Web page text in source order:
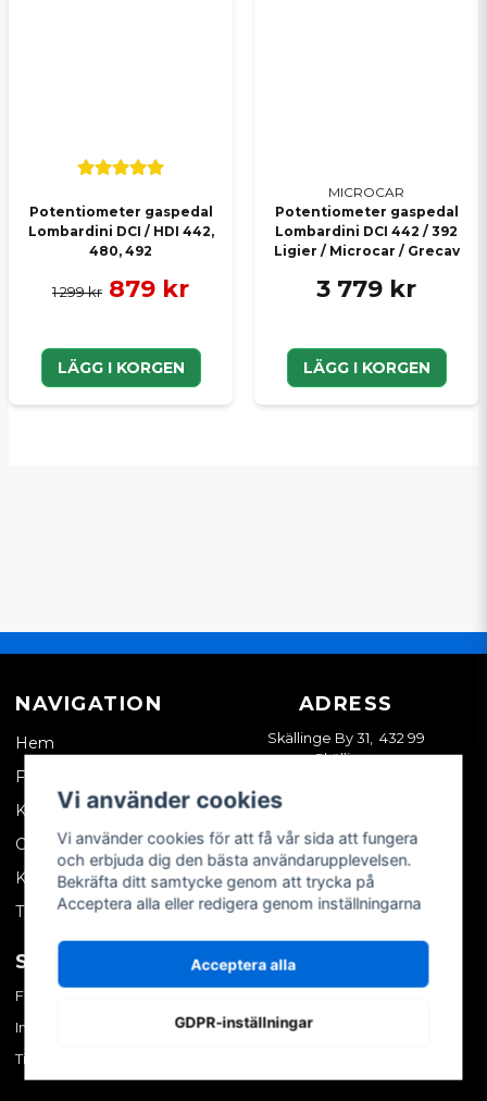
Potentiometer gaspedal
Lombardini DCI / HDI 442,
480, 492
1 299 kr 879 kr
LÄGG I KORGEN
MICROCAR
Potentiometer gaspedal
Lombardini DCI 442 / 392
Ligier / Microcar / Grecav
3 779 kr
LÄGG I KORGEN
NAVIGATION
Hem
Företagskund
Kontakta oss
Om oss
Köpvillkor
Tips & trix
ADRESS
Skällinge By 31, 432 99
Skällinge
SOCIALA MEDIER
Facebook
Instagram
TikTok
MITT KONTO
Skapa konto
Vi använder cookies
Vi använder cookies för att få vår sida att fungera
och erbjuda dig den bästa användarupplevelsen.
Bekräfta ditt samtycke genom att trycka på
Acceptera alla eller redigera genom inställningarna
Acceptera alla
GDPR-inställningar